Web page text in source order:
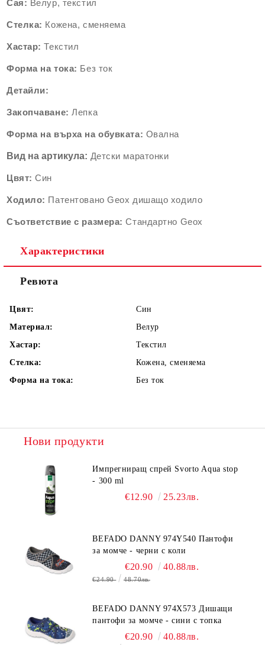
Сая: Велур, текстил
Стелка: Кожена, сменяема
Хастар: Текстил
Форма на тока: Без ток
Детайли:
Закопчаване: Лепка
Форма на върха на обувката: Овална
Вид на артикула: Детски маратонки
Цвят: Син
Ходило: Патентовано Geox дишащо ходило
Съответствие с размера:Стандартно Geox
Характеристики
Ревюта
Цвят:
Син
Материал:
Велур
Хастар:
Текстил
Стелка:
Кожена, сменяема
Форма на тока:
Без ток
Нови продукти
Импрегниращ спрей Svorto Aqua stop
- 300 ml
€12.90 25.23лв.
BEFADO DANNY 974Y540 Пантофи
за момче - черни с коли
€20.90 40.88лв.
€24.90 48.70лв.
BEFADO DANNY 974X573 Дишащи
пантофи за момче - сини с топка
€20.90 40.88лв.